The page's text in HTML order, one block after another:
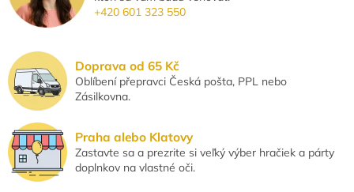
+420 601 323 550
Doprava od 65 Kč
Oblíbení přepravci Česká pošta, PPL nebo
Zásilkovna.
Praha alebo Klatovy
Zastavte sa a prezrite si veľký výber hračiek a párty
doplnkov na vlastné oči.